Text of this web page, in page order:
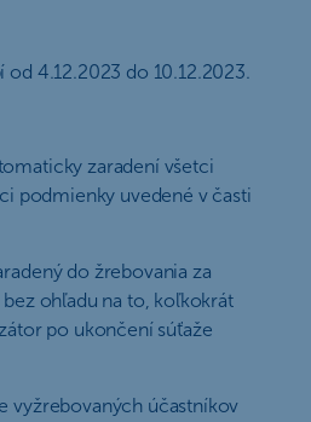
od 4.12.2023 do 10.12.2023.
zaradení všetci
podmienky uvedené v časti
do žrebovania za
ohľadu na to, koľkokrát
po ukončení súťaže
vyžrebovaných účastníkov